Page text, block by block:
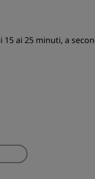
ai 25 minuti, a